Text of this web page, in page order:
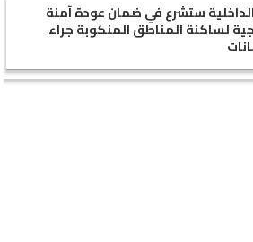
الداخلية ستشرع في ضمان عودة آمنة
لساكنة المناطق المنكوبة جراء